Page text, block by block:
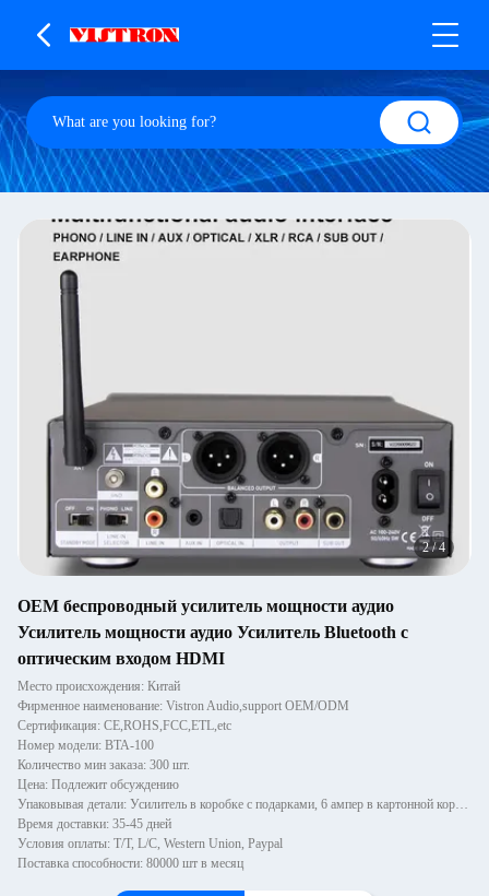
2/4
OEM беспроводный усилитель мощности аудио
Усилитель мощности аудио Усилитель Bluetooth с
оптическим входом HDMI
Место происхождения: Китай
Фирменное наименование: Vistron Audio,support OEM/ODM
Сертификация: CE,ROHS,FCC,ETL,etc
Номер модели: BTA-100
Количество мин заказа: 300 шт.
Цена: Подлежит обсуждению
Упаковывая детали: Усилитель в коробке с подарками, 6 ампер в картонной коробке
Время доставки: 35-45 дней
Условия оплаты: T/T, L/C, Western Union, Paypal
Поставка способности: 80000 шт в месяц